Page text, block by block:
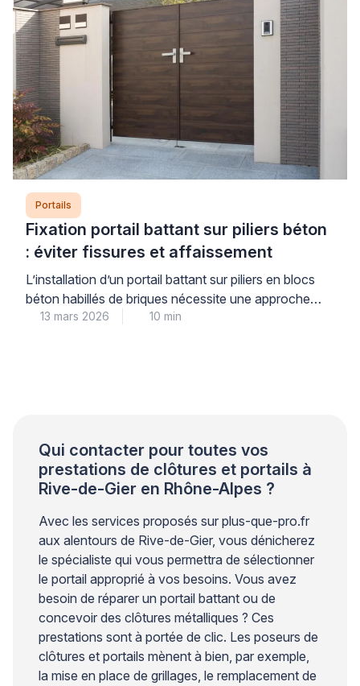
Portails
Fixation portail battant sur piliers béton
: éviter fissures et affaissement
L’installation d’un portail battant sur piliers en blocs
béton habillés de briques nécessite une approche
technique rigoureuse. Les contraintes mécaniques
13 mars 2026 10 min
Qui contacter pour toutes vos
prestations de clôtures et portails à
Rive-de-Gier en Rhône-Alpes ?
Avec les services proposés sur plus-que-pro.fr
aux alentours de Rive-de-Gier, vous dénicherez
le spécialiste qui vous permettra de sélectionner
le portail approprié à vos besoins. Vous avez
besoin de réparer un portail battant ou de
concevoir des clôtures métalliques ? Ces
prestations sont à portée de clic. Les poseurs de
clôtures et portails mènent à bien, par exemple,
la mise en place de grillages, le remplacement de